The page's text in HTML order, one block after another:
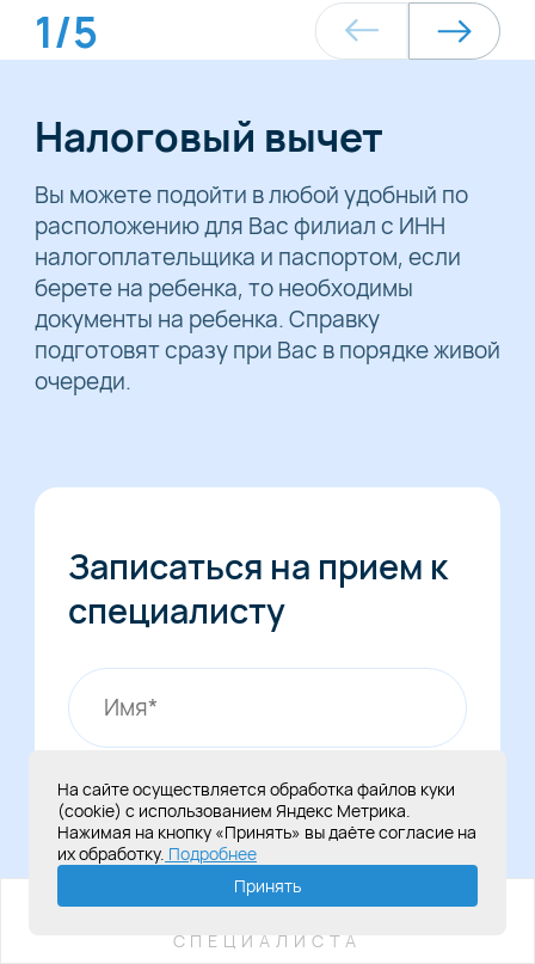
1/5
Налоговый вычет
Вы можете подойти в любой удобный по
расположению для Вас филиал с ИНН
налогоплательщика и паспортом, если
берете на ребенка, то необходимы
документы на ребенка. Справку
подготовят сразу при Вас в порядке живой
очереди.
Записаться на прием к
специалисту
ИМЕЮТСЯ ПРОТИВОПОКАЗАНИЯ,
СПЕЦИАЛИСТА
На сайте осуществляется обработка файлов куки
(cookie) с использованием Яндекс Метрика.
Нажимая на кнопку «Принять» вы даёте согласие на
их обработку. Подробнее
Принять